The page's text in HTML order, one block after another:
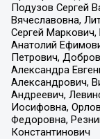
Подузов Сергей
Вячеславовна,
Сергей
Анатолий
Петрович,
Александра
Александрович,
Андреевич,
Иосифовна,
Федоровна,
Константинович